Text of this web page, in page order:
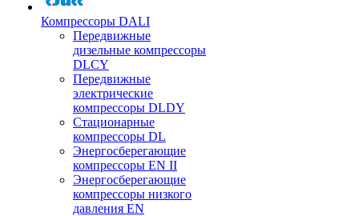
Компрессоры DALI
Передвижные
дизельные компрессоры
DLCY
Передвижные
электрические
компрессоры DLDY
Стационарные
компрессоры DL
Энергосберегающие
компрессоры EN II
Энергосберегающие
компрессоры низкого
давления EN